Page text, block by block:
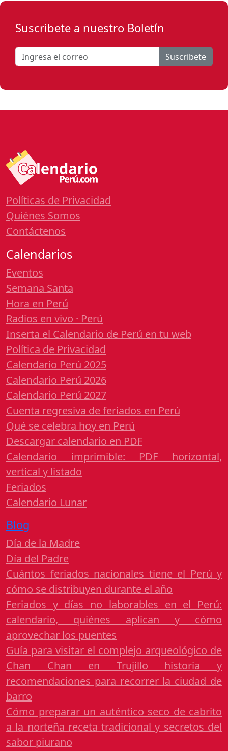
Suscribete a nuestro Boletín
Suscribete
Políticas de Privacidad
Quiénes Somos
Contáctenos
Calendarios
Eventos
Semana Santa
Hora en Perú
Radios en vivo · Perú
Inserta el Calendario de Perú en tu web
Política de Privacidad
Calendario Perú 2025
Calendario Perú 2026
Calendario Perú 2027
Cuenta regresiva de feriados en Perú
Qué se celebra hoy en Perú
Descargar calendario en PDF
Calendario imprimible: PDF horizontal,
vertical y listado
Feriados
Calendario Lunar
Blog
Día de la Madre
Día del Padre
Cuántos feriados nacionales tiene el Perú y
cómo se distribuyen durante el año
Feriados y días no laborables en el Perú:
calendario, quiénes aplican y cómo
aprovechar los puentes
Guía para visitar el complejo arqueológico de
Chan Chan en Trujillo historia y
recomendaciones para recorrer la ciudad de
barro
Cómo preparar un auténtico seco de cabrito
a la norteña receta tradicional y secretos del
sabor piurano